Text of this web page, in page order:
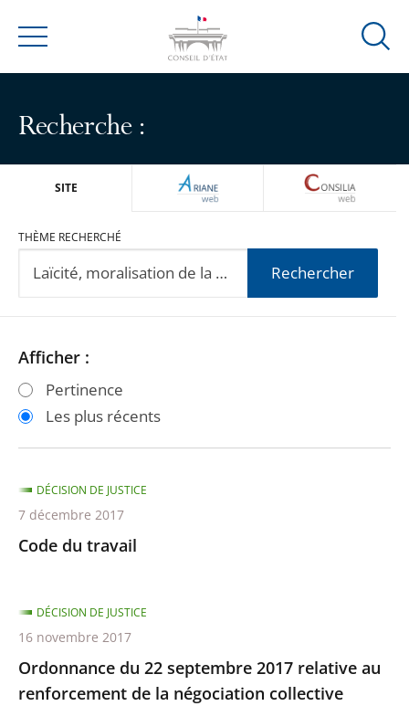
Menu
Ouvrir
Recherche :
SITE ARIANEWEB
THÈME RECHERCHÉ
Rechercher
Passer
les
filtres
après
Passer
les
filtres
avant
Afficher :
Pertinence
Les plus récents
Code du travail
DÉCISION DE JUSTICE
7 décembre 2017
Ordonnance du 22 septembre 2017 relative au
renforcement de la négociation collective
DÉCISION DE JUSTICE
16 novembre 2017